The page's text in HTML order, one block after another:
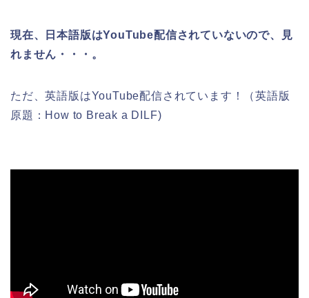
現在、日本語版はYouTube配信されていないので、見
れません・・・。
ただ、英語版はYouTube配信されています！（英語版
原題：How to Break a DILF)